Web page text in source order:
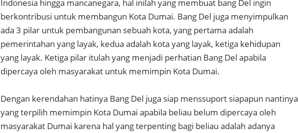
Indonesia hingga mancanegara, hal inilah yang membuat bang Del ingin
berkontribusi untuk membangun Kota Dumai. Bang Del juga menyimpulkan
ada 3 pilar untuk pembangunan sebuah kota, yang pertama adalah
pemerintahan yang layak, kedua adalah kota yang layak, ketiga kehidupan
yang layak. Ketiga pilar itulah yang menjadi perhatian Bang Del apabila
dipercaya oleh masyarakat untuk memimpin Kota Dumai.
Dengan kerendahan hatinya Bang Del juga siap menssuport siapapun nantinya
yang terpilih memimpin Kota Dumai apabila beliau belum dipercaya oleh
masyarakat Dumai karena hal yang terpenting bagi beliau adalah adanya